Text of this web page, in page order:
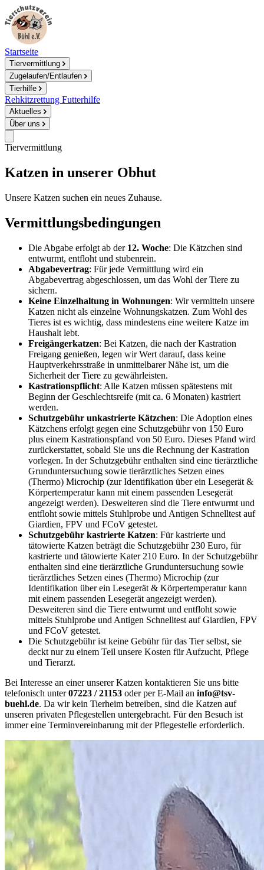
Startseite
Tiervermittlung
Zugelaufen/Entlaufen
Tierhilfe
Rehkitzrettung Futterhilfe
Aktuelles
Über uns
Tiervermittlung
Katzen in unserer Obhut
Unsere Katzen suchen ein neues Zuhause.
Vermittlungsbedingungen
Die Abgabe erfolgt ab der 12. Woche: Die Kätzchen sind
entwurmt, entfloht und stubenrein.
Abgabevertrag: Für jede Vermittlung wird ein
Abgabevertrag abgeschlossen, um das Wohl der Tiere zu
sichern.
Keine Einzelhaltung in Wohnungen: Wir vermitteln unsere
Katzen nicht als einzelne Wohnungskatzen. Zum Wohl des
Tieres ist es wichtig, dass mindestens eine weitere Katze im
Haushalt lebt.
Freigängerkatzen: Bei Katzen, die nach der Kastration
Freigang genießen, legen wir Wert darauf, dass keine
Hauptverkehrsstraße in unmittelbarer Nähe ist, um die
Sicherheit der Tiere zu gewährleisten.
Kastrationspflicht: Alle Katzen müssen spätestens mit
Beginn der Geschlechtsreife (mit ca. 6 Monaten) kastriert
werden.
Schutzgebühr unkastrierte Kätzchen: Die Adoption eines
Kätzchens erfolgt gegen eine Schutzgebühr von 150 Euro
plus einem Kastrationspfand von 50 Euro. Dieses Pfand wird
zurückerstattet, sobald Sie uns die Rechnung der Kastration
vorlegen. In der Schutzgebühr enthalten sind eine tierärztliche
Grunduntersuchung sowie tierärztliches Setzen eines
(Thermo) Microchip (zur Identifikation über ein Lesegerät &
Körpertemperatur kann mit einem passenden Lesegerät
angezeigt werden). Desweiteren sind die Tiere entwurmt und
entfloht sowie mittels Stuhlprobe und Antigen Schnelltest auf
Giardien, FPV und FCoV getestet.
Schutzgebühr kastrierte Katzen: Für kastrierte und
tätowierte Katzen beträgt die Schutzgebühr 230 Euro, für
kastrierte und tätowierte Kater 210 Euro. In der Schutzgebühr
enthalten sind eine tierärztliche Grunduntersuchung sowie
tierärztliches Setzen eines (Thermo) Microchip (zur
Identifikation über ein Lesegerät & Körpertemperatur kann
mit einem passenden Lesegerät angezeigt werden).
Desweiteren sind die Tiere entwurmt und entfloht sowie
mittels Stuhlprobe und Antigen Schnelltest auf Giardien, FPV
und FCoV getestet.
Die Schutzgebühr ist keine Gebühr für das Tier selbst, sie
deckt nur zu einem Teil unsere Kosten für Aufzucht, Pflege
und Tierarzt.
Bei Interesse an einer unserer Katzen kontaktieren Sie uns bitte
telefonisch unter07223 / 21153 oder per E-Mail an info@tsv-
buehl.de. Da wir kein Tierheim betreiben, sind die Katzen auf
unseren privaten Pflegestellen untergebracht. Für den Besuch ist
immer eine Terminvereinbarung mit der Pflegestelle erforderlich.